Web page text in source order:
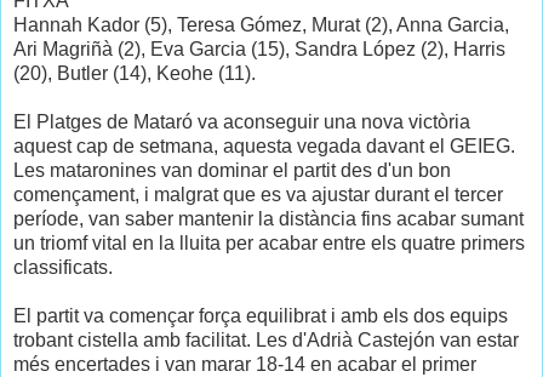
Hannah Kador (5), Teresa Gómez, Murat (2), Anna Garcia,
Ari Magriñà (2), Eva Garcia (15), Sandra López (2), Harris
(20), Butler (14), Keohe (11).
El Platges de Mataró va aconseguir una nova victòria
aquest cap de setmana, aquesta vegada davant el GEIEG.
Les mataronines van dominar el partit des d'un bon
començament, i malgrat que es va ajustar durant el tercer
període, van saber mantenir la distància fins acabar sumant
un triomf vital en la lluita per acabar entre els quatre primers
classificats.
El partit va començar força equilibrat i amb els dos equips
trobant cistella amb facilitat. Les d'Adrià Castejón van estar
més encertades i van marar 18-14 en acabar el primer